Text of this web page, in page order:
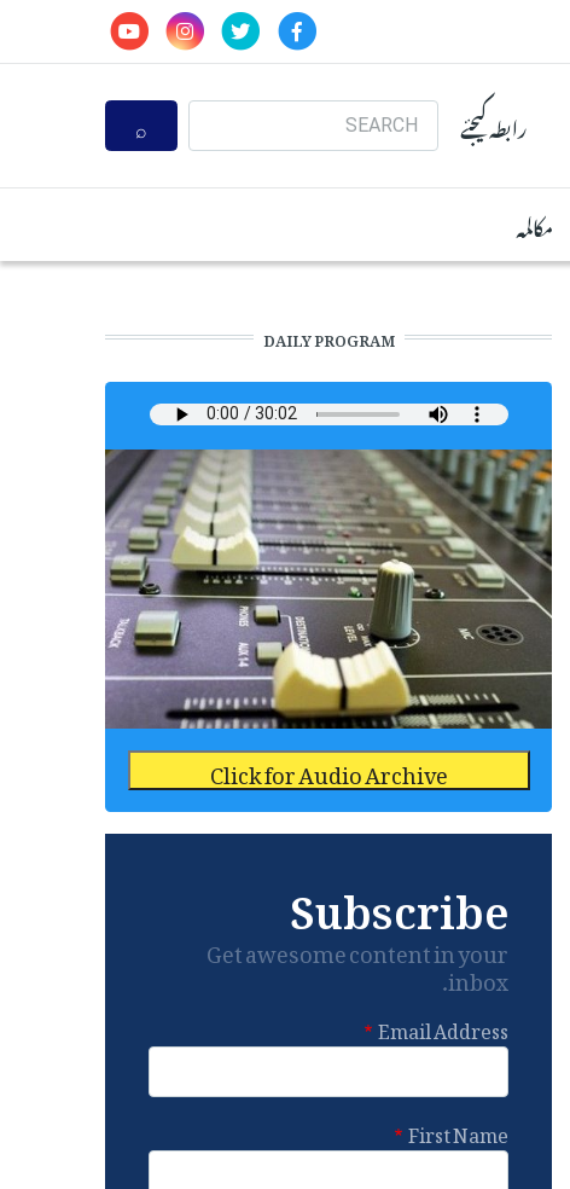
رابطہ کیجئے
Search
مکالمہ
DAILY PROGRAM
Click for Audio Archive
Subscribe
Get awesome content in your
inbox.
Email Address
First Name